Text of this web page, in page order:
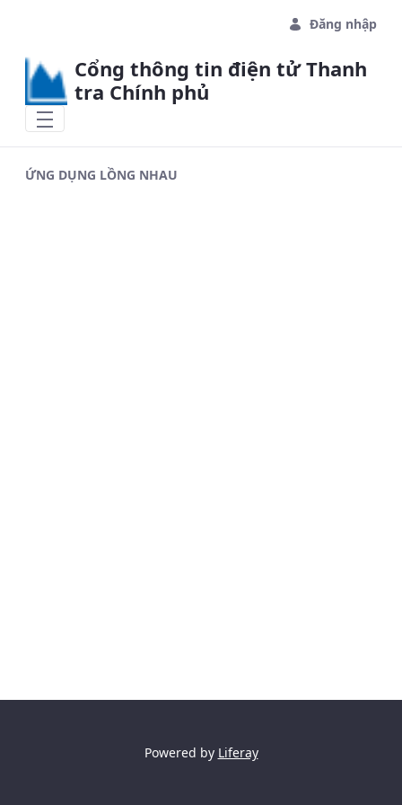
Đăng nhập
Cổng thông tin điện tử Thanh
tra Chính phủ
ỨNG DỤNG LỒNG NHAU
Powered by Liferay